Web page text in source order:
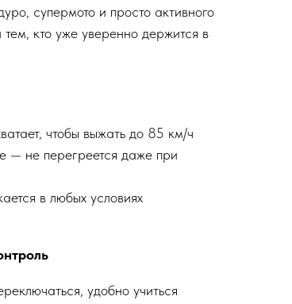
супермото и просто активного
кто уже уверенно держится в
чтобы выжать до 85 км/ч
— не перегреется даже при
в любых условиях
удобно учиться